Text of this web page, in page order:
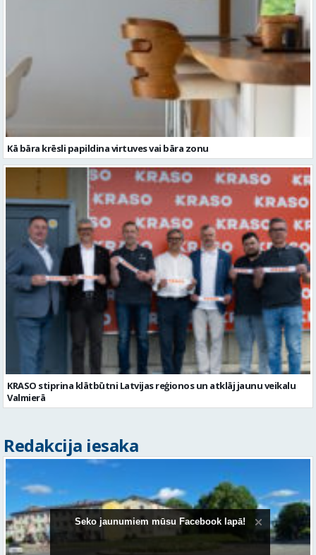
Kā bāra krēsli papildina virtuves vai bāra zonu
KRASO stiprina klātbūtni Latvijas reģionos un atklāj jaunu veikalu
Valmierā
Redakcija iesaka
Seko jaunumiem mūsu Facebook lapā!